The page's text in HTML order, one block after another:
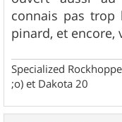
connais pas
pinard, et encore,
Specialized
;o) et Dakota 20